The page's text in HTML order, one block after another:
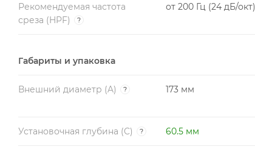
Рекомендуемая частота
среза (HPF)
?
от 200 Гц (24 дБ/окт)
Габариты и упаковка
Внешний диаметр (A) ? 173 мм
Установочная глубина (C) ? 60.5 мм